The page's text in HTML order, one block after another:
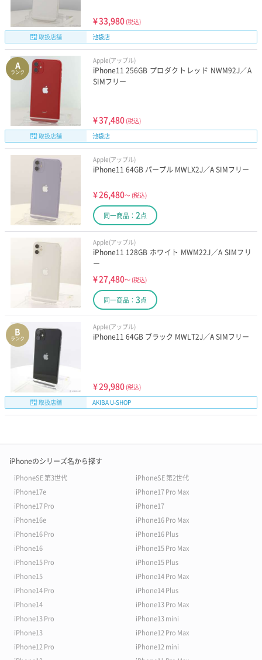
¥33,980 (税込)
取扱店舗
池袋店
A
ランク
Apple(アップル)
iPhone11 256GB プロダクトレッド NWM92J／A
SIMフリー
¥37,480 (税込)
取扱店舗
池袋店
Apple(アップル)
iPhone11 64GB パープル MWLX2J／A SIMフリー
¥26,480～ (税込)
同一商品： 2点
Apple(アップル)
iPhone11 128GB ホワイト MWM22J／A SIMフリ
ー
¥27,480～ (税込)
同一商品： 3点
B
ランク
Apple(アップル)
iPhone11 64GB ブラック MWLT2J／A SIMフリー
¥29,980 (税込)
取扱店舗
AKIBA U-SHOP
iPhoneのシリーズ名から探す
iPhoneSE 第3世代
iPhoneSE 第2世代
iPhone17e
iPhone17 Pro Max
iPhone17 Pro
iPhone17
iPhone16e
iPhone16 Pro Max
iPhone16 Pro
iPhone16 Plus
iPhone16
iPhone15 Pro Max
iPhone15 Pro
iPhone15 Plus
iPhone15
iPhone14 Pro Max
iPhone14 Pro
iPhone14 Plus
iPhone14
iPhone13 Pro Max
iPhone13 Pro
iPhone13 mini
iPhone13
iPhone12 Pro Max
iPhone12 Pro
iPhone12 mini